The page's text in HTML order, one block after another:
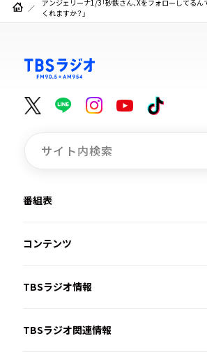
アンジェリーナ1/3「砂鉄さん、Xをフォローしてる
くれますか？」
番組表
コンテンツ
TBSラジオ情報
TBSラジオ関連情報